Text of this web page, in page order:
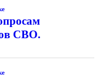
СВО.